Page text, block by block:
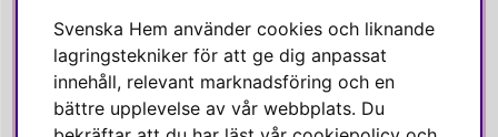
Instagram
Linkedin
Pinterest
Svenska Hem använder cookies och liknande
lagringstekniker för att ge dig anpassat
innehåll, relevant marknadsföring och en
bättre upplevelse av vår webbplats. Du